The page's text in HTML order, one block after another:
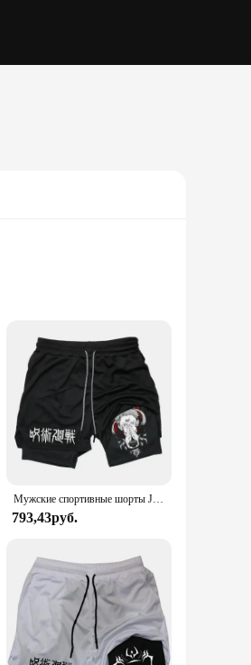
superior durability and
modern tech graphic
of movement, while the
of body types. They
wardrobe. Whether
choice for those who value
looking to elevate
Мужские спортивные шорты Jujutsu Kaisen с рисунком аниме 2 в 1, компрессионные шорты для мужчин, быстросохнущие шорты для спортзала, спортивные шорты
793,43руб.